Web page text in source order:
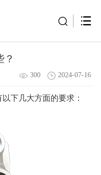
？
300 2024-07-16
下几大方面的要求：